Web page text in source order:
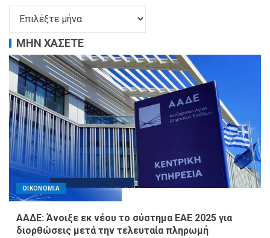
ΜΗΝ ΧΑΣΕΤΕ
ΟΙΚΟΝΟΜΙΑ
ΑΑΔΕ: Άνοιξε εκ νέου το σύστημα ΕΑΕ 2025 για
διορθώσεις μετά την τελευταία πληρωμή